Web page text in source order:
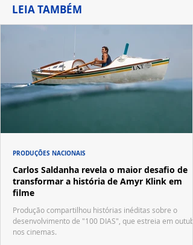
LEIA TAMBÉM
Carlos Saldanha revela o maior desafio de
transformar a história de Amyr Klink em
filme
Produção compartilhou histórias inéditas sobre o
desenvolvimento de "100 DIAS", que estreia em
nos cinemas.
PRODUÇÕES NACIONAIS